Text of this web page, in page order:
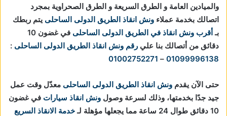
والميادين العامة و الطرق السريعة و الطرق الصحراوية بمجرد
اتصالك بخدمة عملاء ونش انقاذ الطريق الدولى الساحلى يتم ربطك
بـأقرب ونش انقاذ في الطريق الدولى الساحلى
في غضون 10
دقائق من أتصالك بنا علي رقم ونش انقاذ الطريق الدولى الساحلى :
01099996138
–
01002752271
حتى الآن يقدم ونش انقاذ الطريق الدولى الساحلى معدّل وقت عمل
جيد جدًا بخدمتها، وذلك لسرعة وصول ونش انقاذ سيارات في غضون
10 دقائق طوال 24 ساعة مما يجعلها مؤهلة لـ
خدمة الانقاذ السريع